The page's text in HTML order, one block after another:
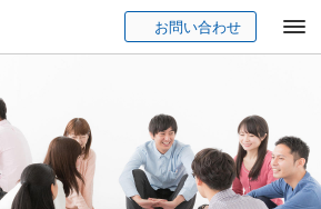
お問い合わせ